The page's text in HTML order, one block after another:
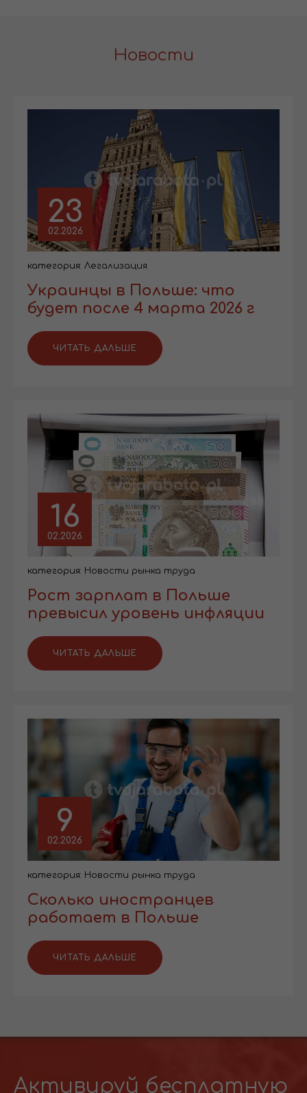
Новости
23
02.2026
категория: Легализация
Украинцы в Польше: что
будет после 4 марта 2026 г
ЧИТАТЬ ДАЛЬШЕ
16
02.2026
категория: Новости рынка труда
Рост зарплат в Польше
превысил уровень инфляции
ЧИТАТЬ ДАЛЬШЕ
9
02.2026
категория: Новости рынка труда
Сколько иностранцев
работает в Польше
ЧИТАТЬ ДАЛЬШЕ
Активируй бесплатную